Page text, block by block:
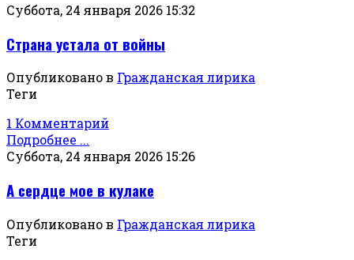
Суббота, 24 января 2026 15:32
Страна устала от войны
Опубликовано в Гражданская лирика
Теги
1 Комментарий
Подробнее ...
Суббота, 24 января 2026 15:26
А сердце мое в кулаке
Опубликовано в Гражданская лирика
Теги